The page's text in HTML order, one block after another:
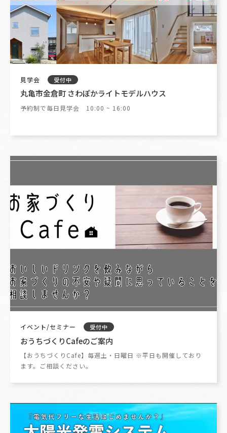
見学会 受付中
丸亀市金倉町 さわぽかライトモデルハウス
予約制で毎日見学会 10:00 ~ 16:00
イベント/セミナー 受付中
おうちづくりCafeのご案内
【おうちづくりCafe】毎週土・日曜日 ※平日も開催しており
ます。ご相談ください。